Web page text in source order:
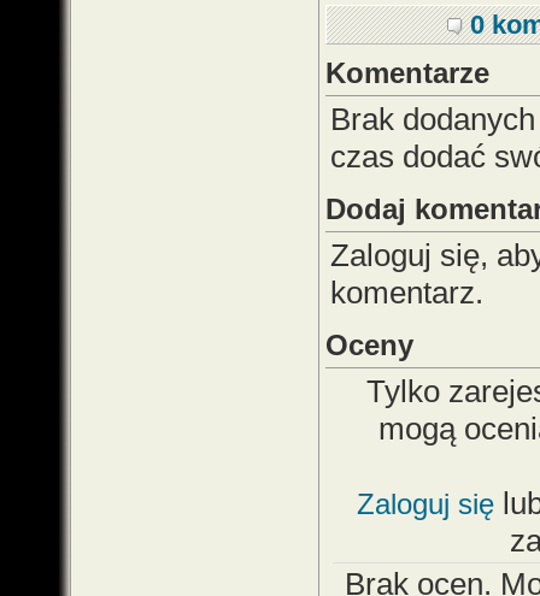
0
Komentarze
Brak
czas dodać
Dodaj
Zaloguj się,
komentarz.
Oceny
Tylko
mogą
Zaloguj się
Brak ocen.